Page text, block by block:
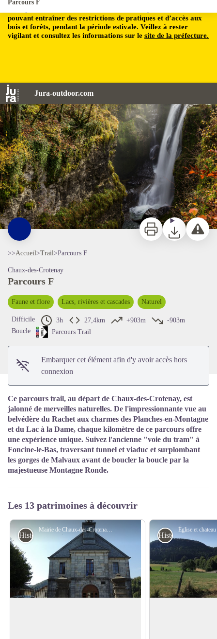
pouvant entraîner des restrictions de pratiques et d’accès aux
bois et forêts, pendant la période estivale. Veillez à rester
vigilant et consultez les informations sur le site de la préfecture.
Jura-outdoor.com
Parcours F
Voir l'image en plein écran
ImprimerTéléchargerSignaler
>>Accueil>Trail>Parcours F
Chaux-des-Crotenay
Parcours F
Faune et flore Lacs, rivières et cascades Naturel
Difficile 3h 27,4km +903m
-903m
Boucle
Parcours Trail
Embarquer cet élément afin d'y avoir accès hors
connexion
Ce parcours trail, au départ de Chaux-des-Crotenay, est
jalonné de merveilles naturelles. De l'impressionnante vue au
belvédère du Rachet aux charmes des Planches-en-Montagne
et du Lac à la Dame, chaque kilomètre de ce parcours offre
une expérience unique. Suivez l'ancienne "voie du tram" à
Foncine-le-Bas, traversant tunnel et viaduc et surplombant
les gorges de Malvaux avant de boucler la boucle par la
majestueuse Montagne Ronde.
Les 13 patrimoines à découvrir
Mairie de Chaux-des-Crotenay - F. Jeanparis
Histoire et Patrimoine Histoire et